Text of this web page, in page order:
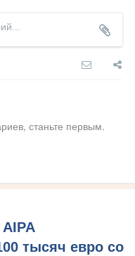
станьте первым.
тысяч евро со